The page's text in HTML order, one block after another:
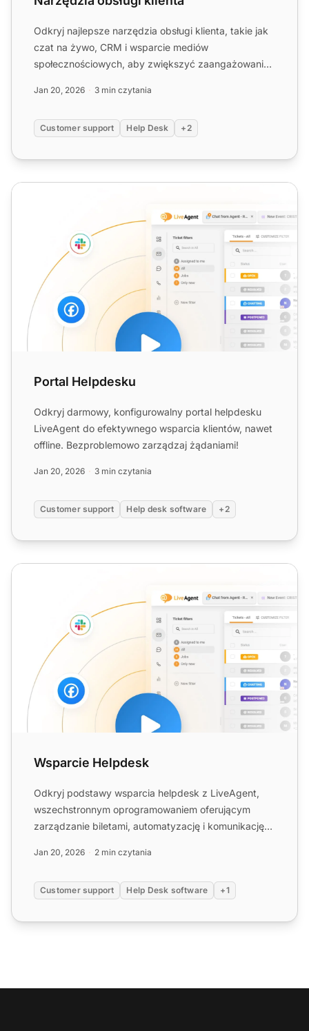
Odkryj najlepsze narzędzia obsługi klienta, takie jak
czat na żywo, CRM i wsparcie mediów
społecznościowych, aby zwiększyć zaangażowanie i
Jan 20, 2026 3 min czytania
Customer support Help Desk +2
Portal Helpdesku
Portal Helpdesku
Odkryj darmowy, konfigurowalny portal helpdesku
LiveAgent do efektywnego wsparcia klientów, nawet
offline. Bezproblemowo zarządzaj żądaniami!
Jan 20, 2026 3 min czytania
Customer support Help desk software +2
Wsparcie Helpdesk
Wsparcie Helpdesk
Odkryj podstawy wsparcia helpdesk z LiveAgent,
wszechstronnym oprogramowaniem oferującym
zarządzanie biletami, automatyzację i komunikację
Jan 20, 2026 2 min czytania
Customer support Help Desk software +1